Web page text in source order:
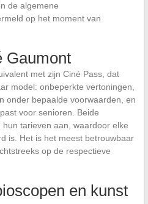
de algemene
op het moment van
Gaumont
met zijn Ciné Pass, dat
model: onbeperkte vertoningen,
onder bepaalde voorwaarden, en
voor senioren. Beide
tarieven aan, waardoor elke
is. Het is het meest betrouwbaar
op de respectieve
en kunst